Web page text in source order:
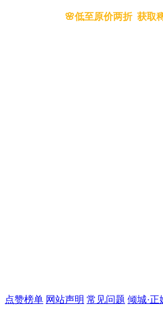
🌸低至原价两折 获取
点赞榜单 网站声明 常见问题 倾城·正